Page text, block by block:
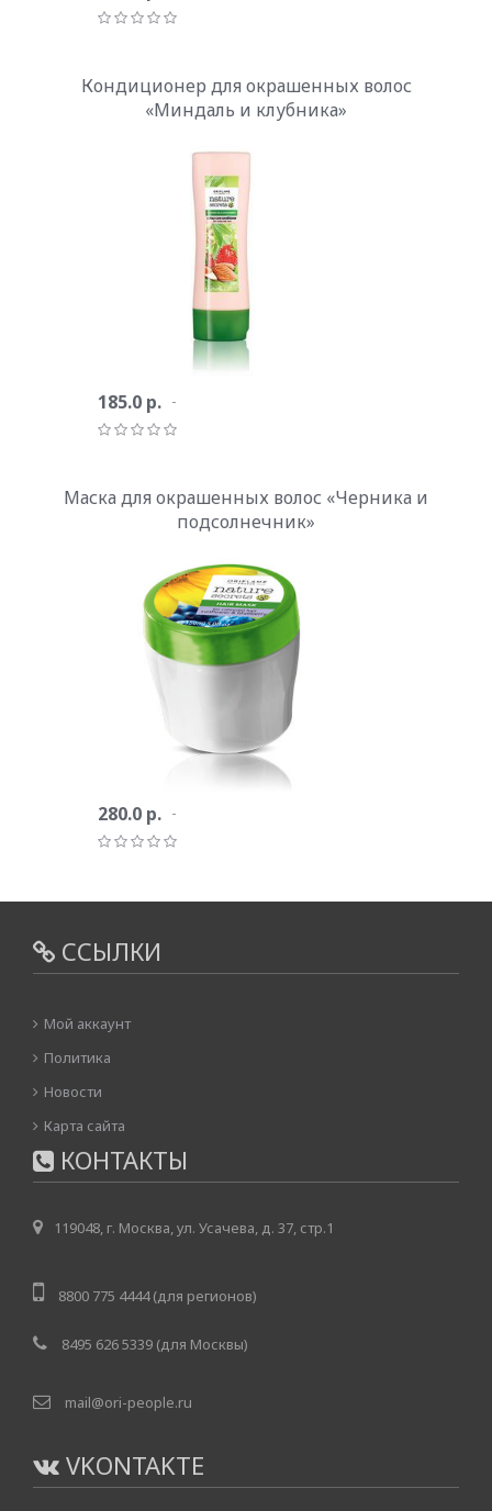
Кондиционер для окрашенных волос
«Миндаль и клубника»
185.0 р.
Маска для окрашенных волос «Черника и
подсолнечник»
280.0 р.
ССЫЛКИ
Мой аккаунт
Политика
Новости
Карта сайта
КОНТАКТЫ
119048, г. Москва, ул. Усачева, д. 37, стр.1
8800 775 4444 (для регионов)
8495 626 5339 (для Москвы)
mail@ori-people.ru
VKONTAKTE